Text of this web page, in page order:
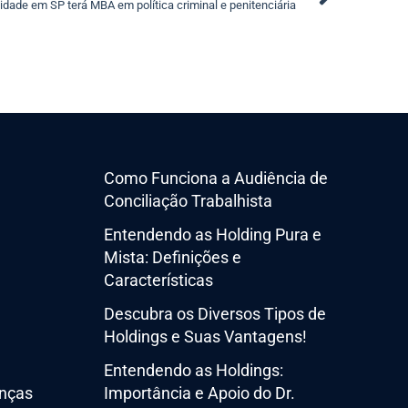
em SP terá MBA em política criminal e penitenciária
Como Funciona a Audiência de
Conciliação Trabalhista
Entendendo as Holding Pura e
Mista: Definições e
Características
Descubra os Diversos Tipos de
Holdings e Suas Vantagens!
Entendendo as Holdings:
Importância e Apoio do Dr.